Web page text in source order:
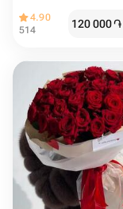
4.90
514
120 000֏